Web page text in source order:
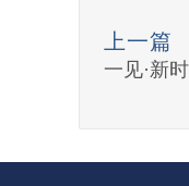
上一篇
一见·新